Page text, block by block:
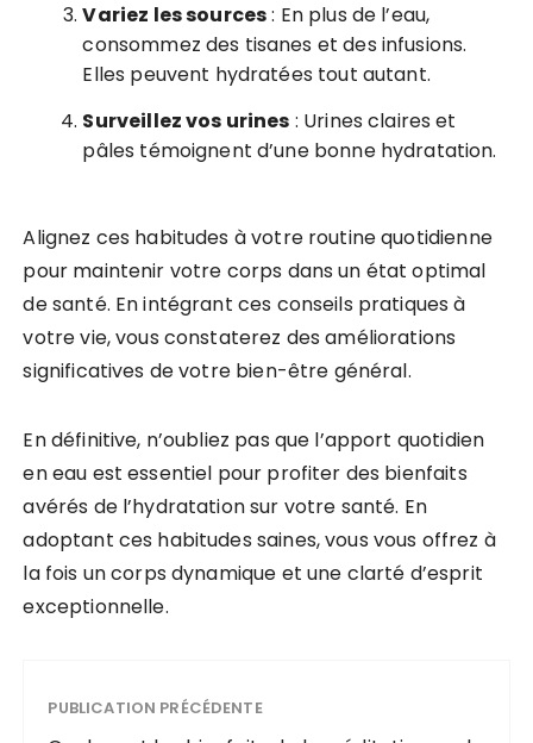
Variez les sources: En plus de l’eau,
consommez des tisanes et des infusions.
Elles peuvent hydratées tout autant.
Surveillez vos urines : Urines claires et
pâles témoignent d’une bonne hydratation.
Alignez ces habitudes à votre routine quotidienne
pour maintenir votre corps dans un état optimal
de santé. En intégrant ces conseils pratiques à
votre vie, vous constaterez des améliorations
significatives de votre bien-être général.
En définitive, n’oubliez pas que l’apport quotidien
en eau est essentiel pour profiter des bienfaits
avérés de l’hydratation sur votre santé. En
adoptant ces habitudes saines, vous vous offrez à
la fois un corps dynamique et une clarté d’esprit
exceptionnelle.
PUBLICATION PRÉCÉDENTE